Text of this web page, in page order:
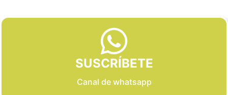
SUSCRÍBETE
Canal de whatsapp